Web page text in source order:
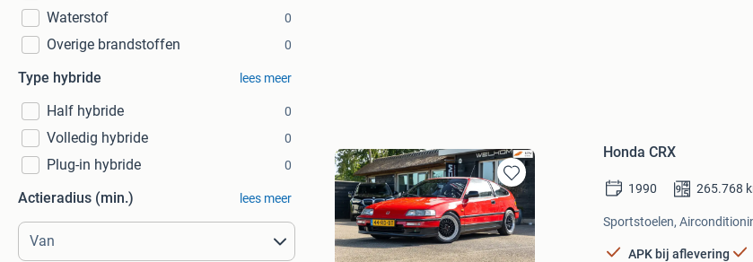
Waterstof 0
Overige brandstoffen 0
Type hybride lees meer
Half hybride 0
Volledig hybride 0
Plug-in hybride 0
Actieradius (min.) lees meer
Bewaren
in
Mijn
Favorieten
Honda CRX
1990 265.768
Sportstoelen,
APK bij aflevering